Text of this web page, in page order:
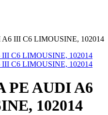
III C6 LIMOUSINE, 102014
PE AUDI A6
102014